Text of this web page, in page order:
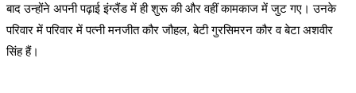
बाद उन्होंने अपनी पढ़ाई इंग्लैंड में ही शुरू की और वहीं कामकाज में जुट गए। उनके
परिवार में परिवार में पत्नी मनजीत कौर जौहल, बेटी गुरसिमरन कौर व बेटा अशवीर
सिंह हैं।